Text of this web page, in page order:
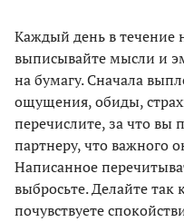
Каждый день в течение
выписывайте мысли и
на бумагу. Сначала
ощущения, обиды,
перечислите, за что
партнеру, что важного
Написанное
выбросьте. Делайте
почувствуете